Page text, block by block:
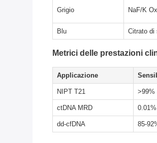
Grigio NaF/K
Blu Citrato di
Metrici delle prestazioni
Applicazione
NIPT T21 >99%
ctDNA MRD
dd-cfDNA 85-